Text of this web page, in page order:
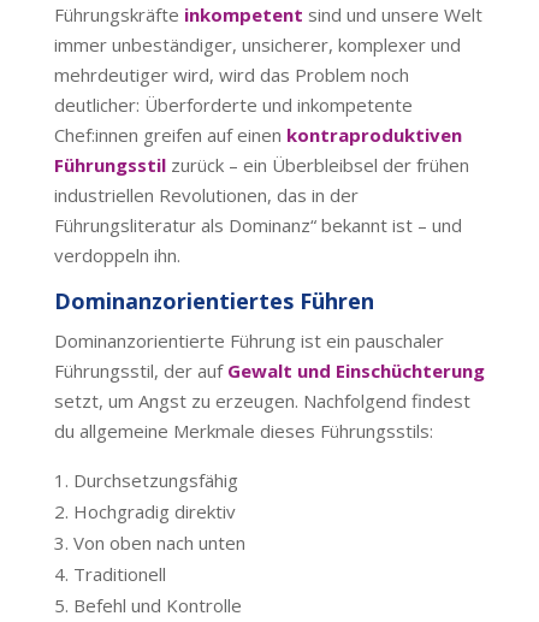
Führungskräfte inkompetent sind und unsere Welt
immer unbeständiger, unsicherer, komplexer und
mehrdeutiger wird, wird das Problem noch
deutlicher: Überforderte und inkompetente
Chef:innen greifen auf einen kontraproduktiven
Führungsstilzurück – ein Überbleibsel der frühen
industriellen Revolutionen, das in der
Führungsliteratur als Dominanz“ bekannt ist – und
verdoppeln ihn.
Dominanzorientiertes Führen
Dominanzorientierte Führung ist ein pauschaler
Führungsstil, der auf Gewalt und Einschüchterung
setzt, um Angst zu erzeugen. Nachfolgend findest
du allgemeine Merkmale dieses Führungsstils:
Durchsetzungsfähig
Hochgradig direktiv
Von oben nach unten
Traditionell
Befehl und Kontrolle